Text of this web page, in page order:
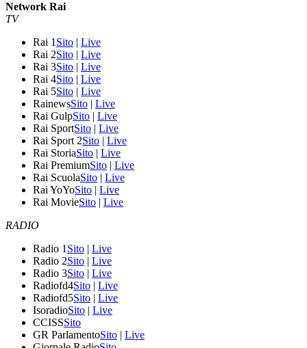
Network Rai
TV
Rai 1 Sito | Live
Rai 2Sito | Live
Rai 3Sito | Live
Rai 4Sito | Live
Rai 5Sito | Live
RainewsSito | Live
Rai GulpSito | Live
Rai SportSito | Live
Rai Sport 2Sito | Live
Rai StoriaSito | Live
Rai PremiumSito | Live
Rai ScuolaSito | Live
Rai YoYoSito | Live
Rai MovieSito | Live
RADIO
Radio 1 Sito | Live
Radio 2Sito | Live
Radio 3Sito | Live
Radiofd4Sito | Live
Radiofd5Sito | Live
IsoradioSito | Live
CCISSSito
GR ParlamentoSito | Live